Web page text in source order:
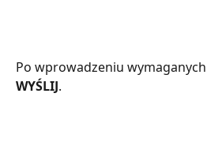
Po wprowadzeniu
WYŚLIJ.